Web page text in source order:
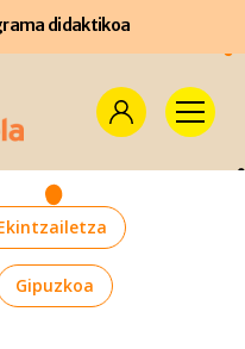
didaktikoa
Gipuzkoa